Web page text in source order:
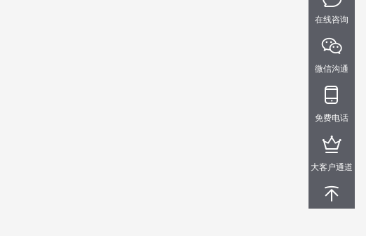
在线咨询
微信沟通
免费电话
大客户通道